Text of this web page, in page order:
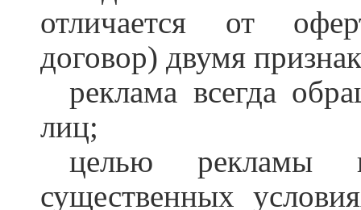
отличается от
договор) двумя
реклама всегда
лиц;
целью рекламы
существенных